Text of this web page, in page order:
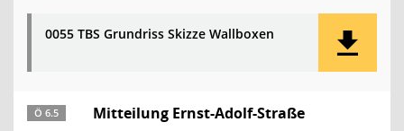
0055 TBS Grundriss Skizze Wallboxen
Ö 6.5 Mitteilung Ernst-Adolf-Straße